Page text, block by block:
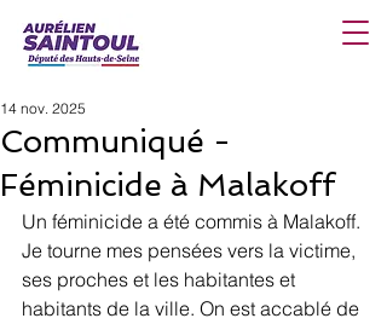
Communiqué -
Féminicide à Malakoff
14 nov. 2025
Un féminicide a été commis à Malakoff.
Je tourne mes pensées vers la victime,
ses proches et les habitantes et
habitants de la ville. On est accablé de